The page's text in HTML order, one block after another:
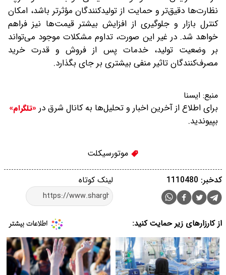
نظارت‌ها دقیق‌تر و حمایت از تولیدکنندگان مؤثرتر باشد، امکان
کنترل بازار و جلوگیری از افزایش بیشتر قیمت‌ها نیز فراهم
خواهد شد. در غیر این صورت، تداوم مشکلات موجود می‌تواند
بر وضعیت تولید، خدمات پس از فروش و قدرت خرید
مصرف‌کنندگان تاثیر منفی بیشتری بر جای بگذارد.
منبع: ایسنا
برای اطلاع از آخرین اخبار و تحلیل‌ها به کانال شرق در «تلگرام»
بپیوندید.
موتورسیکلت
لینک کوتاه کدخبر: 1110480
از کارزارهای زیر حمایت کنید: